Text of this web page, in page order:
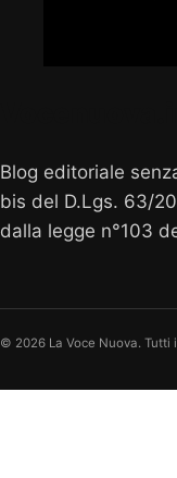
Blog editoriale
bis del D.Lgs. 63/
dalla legge n°103
© 2026 La Voce Nuova. Tutti